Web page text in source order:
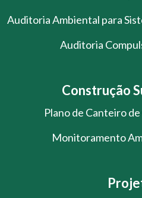
Auditoria Ambiental para
Auditoria
Construção
Plano de Canteiro
Monitoramento